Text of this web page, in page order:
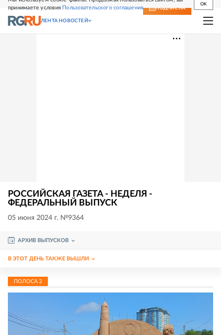
принимаете условия Пользовательского соглашения
OK
СВЕЖИЙ НОМЕР ПОДПИСКА
ЛЕНТА НОВОСТЕЙ
РОССИЙСКАЯ ГАЗЕТА - НЕДЕЛЯ -
ФЕДЕРАЛЬНЫЙ ВЫПУСК
05 июня 2024 г. №9364
АРХИВ ВЫПУСКОВ
В ЭТОТ ДЕНЬ ТАКЖЕ ВЫШЛИ
ПОЛОСА 2